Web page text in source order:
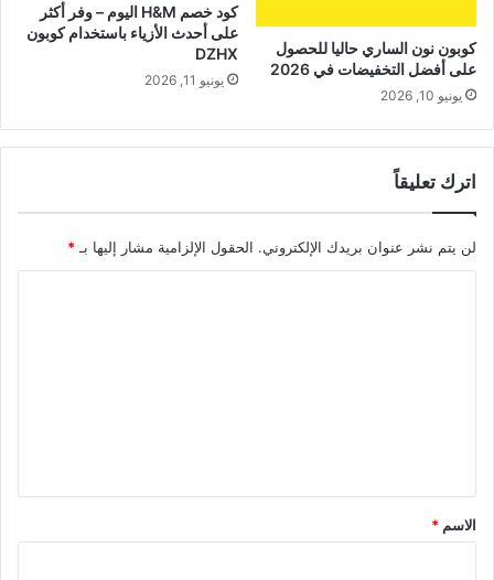
كوبون نون الساري حاليا للحصول
على أفضل التخفيضات في 2026
يونيو 10, 2026
كود خصم H&M اليوم – وفر أكثر
على أحدث الأزياء باستخدام كوبون
DZHX
يونيو 11, 2026
اترك تعليقاً
لن يتم نشر عنوان بريدك الإلكتروني. الحقول الإلزامية مشار إليها بـ*
*
الاسم *